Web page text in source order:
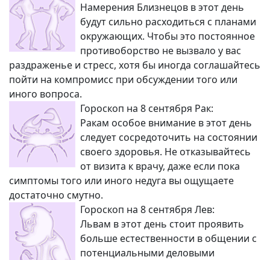
Намерения Близнецов в этот день
будут сильно расходиться с планами
окружающих. Чтобы это постоянное
противоборство не вызвало у вас
раздраженье и стресс, хотя бы иногда соглашайтесь
пойти на компромисс при обсуждении того или
иного вопроса.
Гороскоп на 8 сентября Рак:
Ракам особое внимание в этот день
следует сосредоточить на состоянии
своего здоровья. Не отказывайтесь
от визита к врачу, даже если пока
симптомы того или иного недуга вы ощущаете
достаточно смутно.
Гороскоп на 8 сентября Лев:
Львам в этот день стоит проявить
больше естественности в общении с
потенциальными деловыми